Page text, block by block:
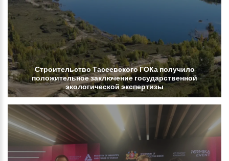
СтроительствоТасеевскогоГОКаполучило
положительноезаключение государственной
экологической экспертизы